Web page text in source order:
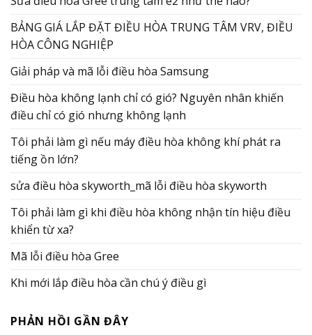
BẢNG GIÁ LẮP ĐẶT ĐIỀU HÒA TRUNG TÂM VRV, ĐIỀU
HÒA CÔNG NGHIỆP
Giải pháp và mã lỗi điều hòa Samsung
Điều hòa không lạnh chỉ có gió? Nguyên nhân khiến
điều chỉ có gió nhưng không lạnh
Tôi phải làm gì nếu máy điều hòa không khí phát ra
tiếng ồn lớn?
sửa điều hòa skyworth_mã lỗi điều hòa skyworth
Tôi phải làm gì khi điều hòa không nhận tín hiệu điều
khiển từ xa?
Mã lỗi điều hòa Gree
Khi mới lắp điều hòa cần chú ý điều gì
PHẢN HỒI GẦN ĐÂY